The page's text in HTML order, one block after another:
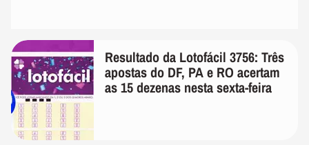
Resultado da Lotofácil 3756: Três
apostas do DF, PA e RO acertam
as 15 dezenas nesta sexta-feira